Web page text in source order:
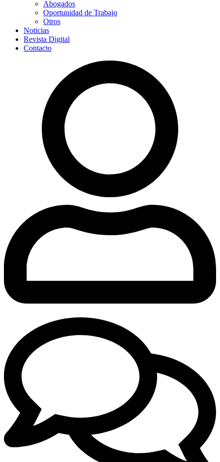
Abogados
Oportunidad de Trabajo
Otros
Noticias
Revista Digital
Contacto